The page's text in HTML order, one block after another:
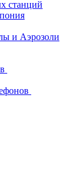
станций
и Аэрозоли